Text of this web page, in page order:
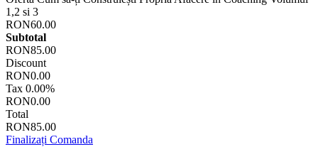
1,2 si 3
RON60.00
Subtotal
RON85.00
Discount
RON0.00
Tax 0.00%
RON0.00
Total
RON85.00
Finalizați Comanda